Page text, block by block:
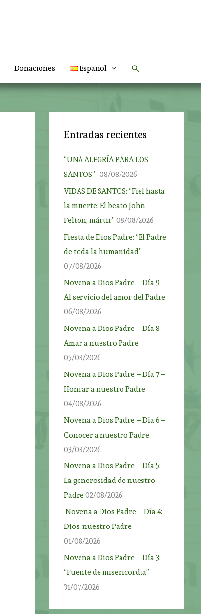
Donaciones Español Buscar
Entradas recientes
“UNA ALEGRÍA PARA LOS
SANTOS” 08/08/2026
VIDAS DE SANTOS: “Fiel hasta
la muerte: El beato John
Felton, mártir” 08/08/2026
Fiesta de Dios Padre: “El Padre
de toda la humanidad”
07/08/2026
Novena a Dios Padre – Día 9 –
Al servicio del amor del Padre
06/08/2026
Novena a Dios Padre – Día 8 –
Amar a nuestro Padre
05/08/2026
Novena a Dios Padre – Día 7 –
Honrar a nuestro Padre
04/08/2026
Novena a Dios Padre – Día 6 –
Conocer a nuestro Padre
03/08/2026
Novena a Dios Padre – Día 5:
La generosidad de nuestro
Padre 02/08/2026
Novena a Dios Padre – Día 4:
Dios, nuestro Padre
01/08/2026
Novena a Dios Padre – Día 3:
“Fuente de misericordia”
31/07/2026